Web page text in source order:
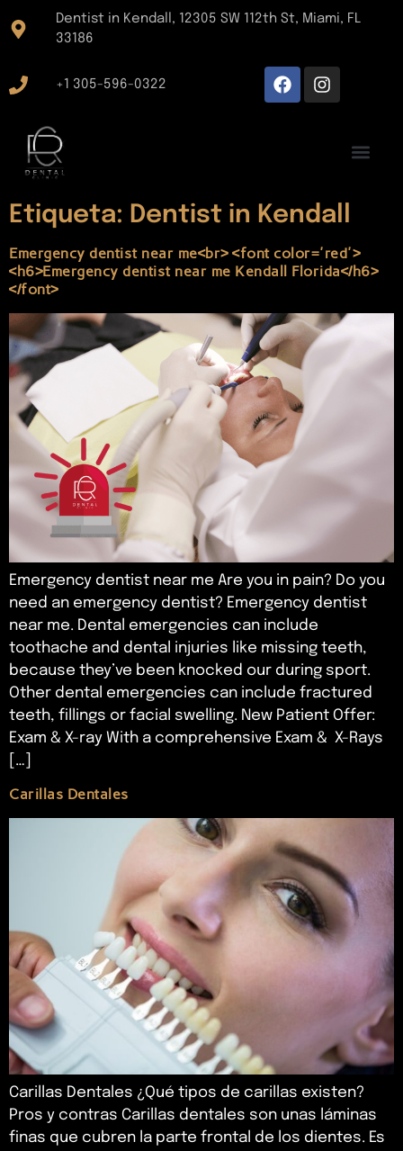
Dentist in Kendall, 12305 SW 112th St, Miami, FL
33186
+1 305-596-0322
Etiqueta: Dentist in Kendall
Emergency dentist near me<br> <font color='red'>
<h6>Emergency dentist near me Kendall Florida</h6>
</font>
Emergency dentist near me Are you in pain? Do you
need an emergency dentist? Emergency dentist
near me. Dental emergencies can include
toothache and dental injuries like missing teeth,
because they’ve been knocked our during sport.
Other dental emergencies can include fractured
teeth, fillings or facial swelling. New Patient Offer:
Exam & X-ray With a comprehensive Exam & X-Rays
[…]
Carillas Dentales
Carillas Dentales ¿Qué tipos de carillas existen?
Pros y contras Carillas dentales son unas láminas
finas que cubren la parte frontal de los dientes. Es